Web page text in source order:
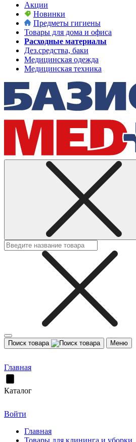
Акции
Новинки
Предметы гигиены
Товары для дома и офиса
Расходные материалы
Дез.средства, баки
Медицинская одежда
Медицинская техника
Поиск товара Меню
Главная
Каталог
Войти
Главная
Товары для клининга и уборки